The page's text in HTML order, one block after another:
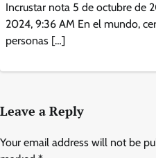
Incrustar nota 5 de octubre de
2024, 9:36 AM En el mundo,
personas […]
Leave a Reply
Your email address will not be